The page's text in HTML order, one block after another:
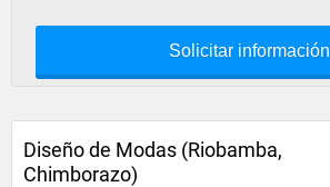
Solicitar información
Diseño de Modas (Riobamba,
Chimborazo)